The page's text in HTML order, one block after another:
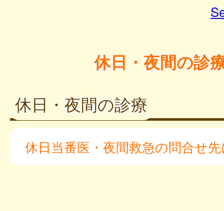
休日・夜間の診
休日・夜間の診療
休日当番医・夜間救急の問合せ